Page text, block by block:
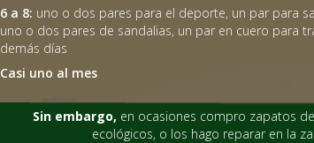
6 a 8: uno o dos pares para el deporte, un par para
uno o dos pares de sandalias, un par en cuero para
demás días
Casi uno al mes
Sin embargo, en ocasiones compro zapatos
ecológicos, o los hago reparar en la